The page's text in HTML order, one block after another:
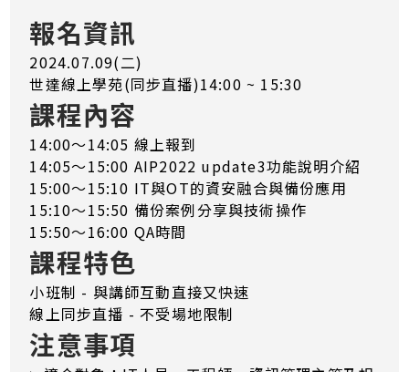
報名資訊
2024.07.09(二)
世達線上學苑(同步直播)14:00 ~ 15:30
課程內容
14:00～14:05 線上報到
14:05～15:00 AIP2022 update3功能說明介紹
15:00～15:10 IT與OT的資安融合與備份應用
15:10～15:50 備份案例分享與技術操作
15:50～16:00 QA時間
課程特色
小班制 - 與講師互動直接又快速
線上同步直播 - 不受場地限制
注意事項